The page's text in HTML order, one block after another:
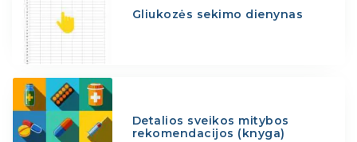
Gliukozės sekimo dienynas
Detalios sveikos mitybos
rekomendacijos (knyga)